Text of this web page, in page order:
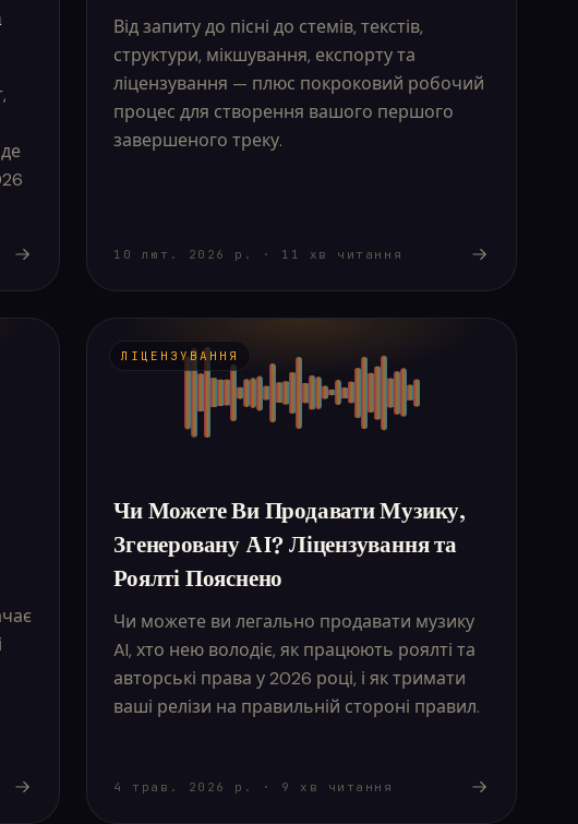
Від запиту до пісні до стемів, текстів,
структури, мікшування, експорту та
ліцензування — плюс покроковий робочий
процес для створення вашого першого
завершеного треку.
10 лют. 2026 р. · 11 хв читання
ЛІЦЕНЗУВАННЯ
Чи Можете Ви Продавати Музику,
Згенеровану AI? Ліцензування та
Роялті Пояснено
Чи можете ви легально продавати музику
AI, хто нею володіє, як працюють роялті та
авторські права у 2026 році, і як тримати
ваші релізи на правильній стороні правил.
4 трав. 2026 р. · 9 хв читання